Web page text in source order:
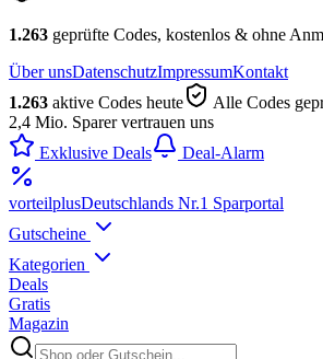
1.263 geprüfte Codes, kostenlos & ohne
Über unsDatenschutzImpressumKontakt
1.263 aktive Codes heute
Alle Codes
2,4 Mio. Sparer vertrauen uns
Exklusive Deals
Deal-Alarm
vorteilplusDeutschlands Nr.1 Sparportal
Gutscheine
Kategorien
Deals
Gratis
Magazin